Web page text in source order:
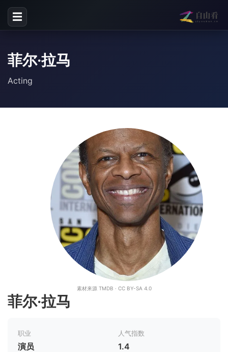
☰
菲尔·拉马
Acting
素材来源 TMDB · CC BY-SA 4.0
菲尔·拉马
职业
演员
人气指数
1.4